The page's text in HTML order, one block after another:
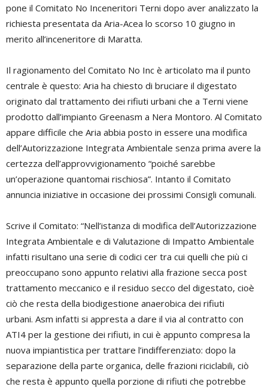
pone il Comitato No Inceneritori Terni dopo aver analizzato la
richiesta presentata da Aria-Acea lo scorso 10 giugno in
merito all’inceneritore di Maratta.
Il ragionamento del Comitato No Inc è articolato ma il punto
centrale è questo: Aria ha chiesto di bruciare il digestato
originato dal trattamento dei rifiuti urbani che a Terni viene
prodotto dall’impianto Greenasm a Nera Montoro. Al Comitato
appare difficile che Aria abbia posto in essere una modifica
dell’Autorizzazione Integrata Ambientale senza prima avere la
certezza dell’approvvigionamento “poiché sarebbe
un’operazione quantomai rischiosa”. Intanto il Comitato
annuncia iniziative in occasione dei prossimi Consigli comunali.
Scrive il Comitato: “Nell’istanza di modifica dell’Autorizzazione
Integrata Ambientale e di Valutazione di Impatto Ambientale
infatti risultano una serie di codici cer tra cui quelli che più ci
preoccupano sono appunto relativi alla frazione secca post
trattamento meccanico e il residuo secco del digestato, cioè
ciò che resta della biodigestione anaerobica dei rifiuti
urbani. Asm infatti si appresta a dare il via al contratto con
ATI4 per la gestione dei rifiuti, in cui è appunto compresa la
nuova impiantistica per trattare l’indifferenziato: dopo la
separazione della parte organica, delle frazioni riciclabili, ciò
che resta è appunto quella porzione di rifiuti che potrebbe